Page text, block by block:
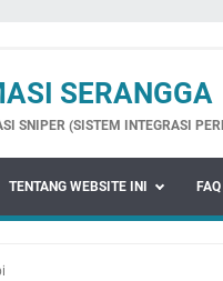
SERANGGA
SNIPER (SISTEM INTEGRASI
TENTANG WEBSITE INI FAQ